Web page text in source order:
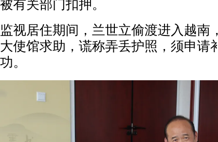
被有关部门扣押。
监视居住期间，兰世立偷渡进入越南
大使馆求助，谎称弄丢护照，须申请
功。